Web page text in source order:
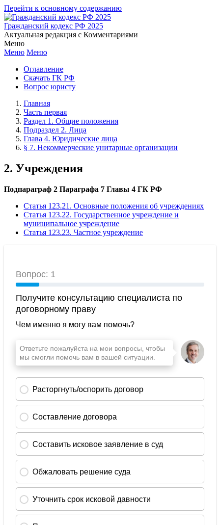
Перейти к основному содержанию
Гражданский кодекс РФ 2025
Актуальная редакция с Комментариями
Меню
Меню Меню
Оглавление
Скачать ГК РФ
Вопрос юристу
Главная
Часть первая
Раздел 1. Общие положения
Подраздел 2. Лица
Глава 4. Юридические лица
§ 7. Некоммерческие унитарные организации
2. Учреждения
Подпараграф 2 Параграфа 7 Главы 4 ГК РФ
Статья 123.21. Основные положения об учреждениях
Статья 123.22. Государственное учреждение и
муниципальное учреждение
Статья 123.23. Частное учреждение